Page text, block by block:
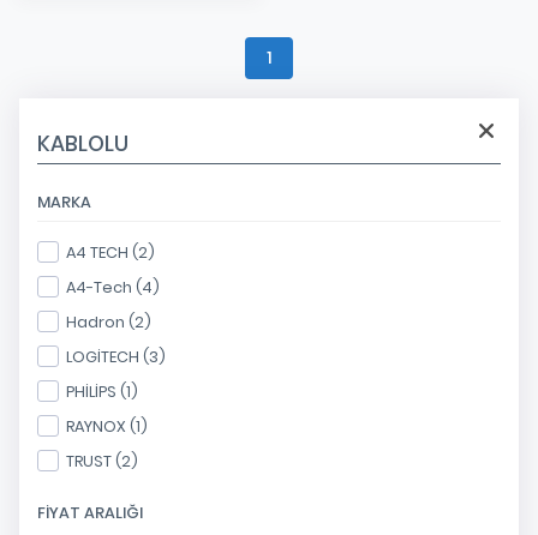
KABLOLU
MARKA
A4 TECH (2)
A4-Tech (4)
Hadron (2)
LOGİTECH (3)
PHİLİPS (1)
RAYNOX (1)
TRUST (2)
FIYAT ARALIĞI
1